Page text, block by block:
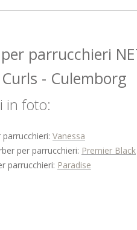
parrucchieri
- Culemborg
in foto:
Vanessa
per parrucchieri: Premier Black
parrucchieri: Paradise